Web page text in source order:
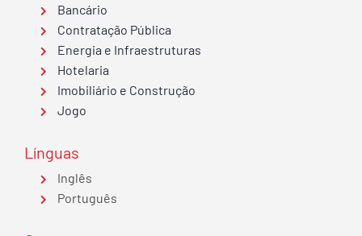
Bancário
Contratação Pública
Energia e Infraestruturas
Hotelaria
Imobiliário e Construção
Jogo
Línguas
Inglês
Português